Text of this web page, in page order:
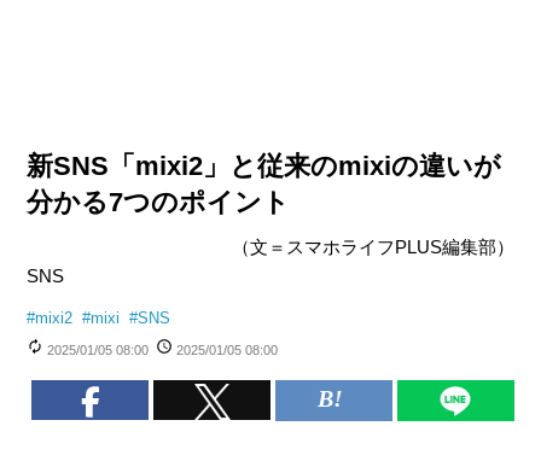
新SNS「mixi2」と従来のmixiの違いが
分かる7つのポイント
（文＝スマホライフPLUS編集部）
SNS
#mixi2 #mixi #SNS
2025/01/05 08:00 2025/01/05 08:00